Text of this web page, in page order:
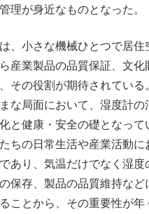
理が身近なものとなった。
、小さな機械ひとつで居住
産業製品の品質保証、文化
その役割が期待されてい
な局面において、湿度計
と健康・安全の礎となっ
ちの日常生活や産業活動に
あり、気温だけでなく湿度
保存、製品の品質維持など
ことから、その重要性が年